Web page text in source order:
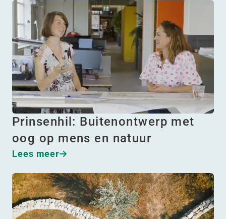
Prinsenhil: Buitenontwerp met
oog op mens en natuur
Lees meer